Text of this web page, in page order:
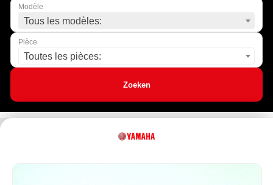
Modèle
Tous les modèles:
Pièce
Toutes les pièces:
Zoeken